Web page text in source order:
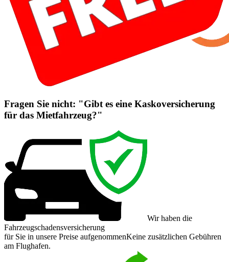
Fragen Sie nicht: "Gibt es eine Kaskoversicherung
für das Mietfahrzeug?"
Wir haben die
Fahrzeugschadensversicherung
für Sie in unsere Preise aufgenommenKeine zusätzlichen Gebühren
am Flughafen.